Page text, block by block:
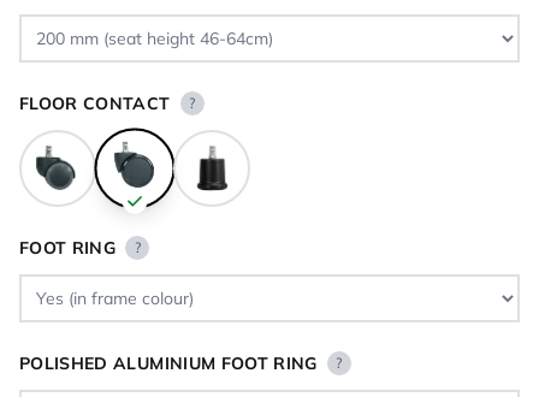
FLOOR CONTACT ?
FOOT RING ?
POLISHED ALUMINIUM FOOT RING ?